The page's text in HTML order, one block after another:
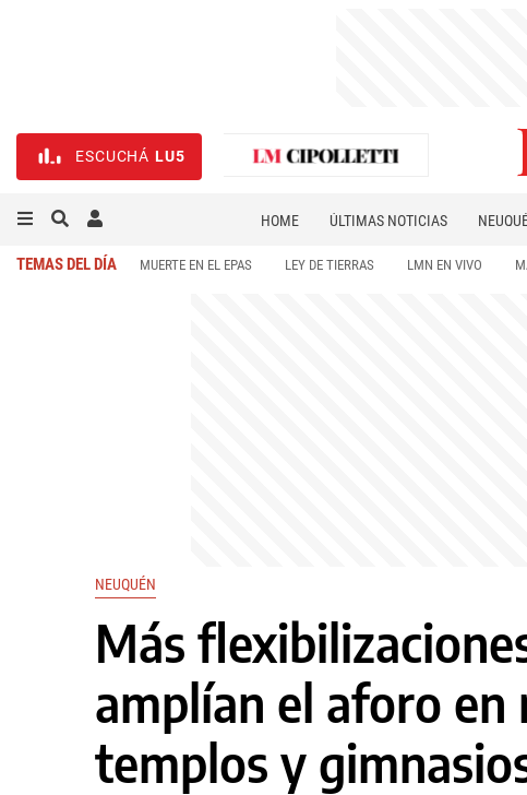
ESCUCHÁ LU5
HOME ÚLTIMAS NOTICIAS
TEMAS DEL DÍA MUERTE EN EL EPAS LEY DE TIERRAS LMN EN VIVO
NEUQUÉN
Más
amplían el aforo en
templos y